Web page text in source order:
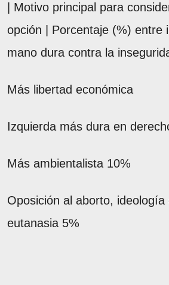
| Motivo principal para
opción | Porcentaje (%) entre
mano dura contra la
Más libertad
Izquierda más dura en
Más
Oposición al aborto, ideología
eutanasia 5%